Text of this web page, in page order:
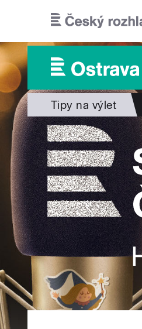
Tipy na výlet